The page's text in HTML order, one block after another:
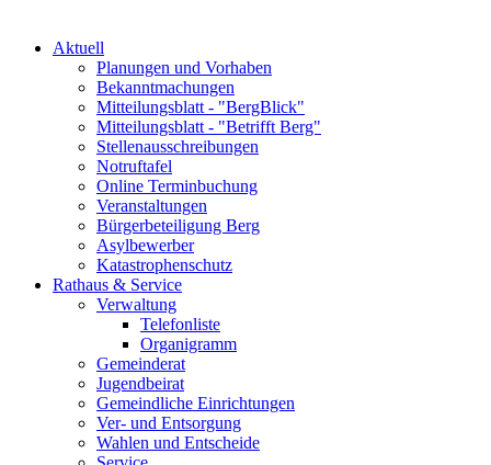
Aktuell
Planungen und Vorhaben
Bekanntmachungen
Mitteilungsblatt - "BergBlick"
Mitteilungsblatt - "Betrifft Berg"
Stellenausschreibungen
Notruftafel
Online Terminbuchung
Veranstaltungen
Bürgerbeteiligung Berg
Asylbewerber
Katastrophenschutz
Rathaus & Service
Verwaltung
Telefonliste
Organigramm
Gemeinderat
Jugendbeirat
Gemeindliche Einrichtungen
Ver- und Entsorgung
Wahlen und Entscheide